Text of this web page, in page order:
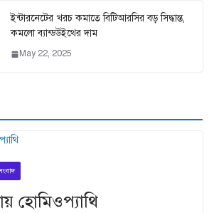
ইন্টারনেটের খরচ কমাতে বিটিআরসির বড় সিদ্ধান্ত,
কমলো ব্যান্ডউইথের দাম
May 22, 2025
হোমিওপ্যাথি